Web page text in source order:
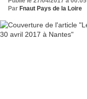
Par Fnaut Pays de la Loire